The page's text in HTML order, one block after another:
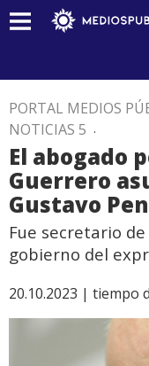
PORTAL MEDIOS
NOTICIAS 5 .
El abogado
Guerrero
Gustavo
Fue secretario
gobierno del
20.10.2023 | tiempo